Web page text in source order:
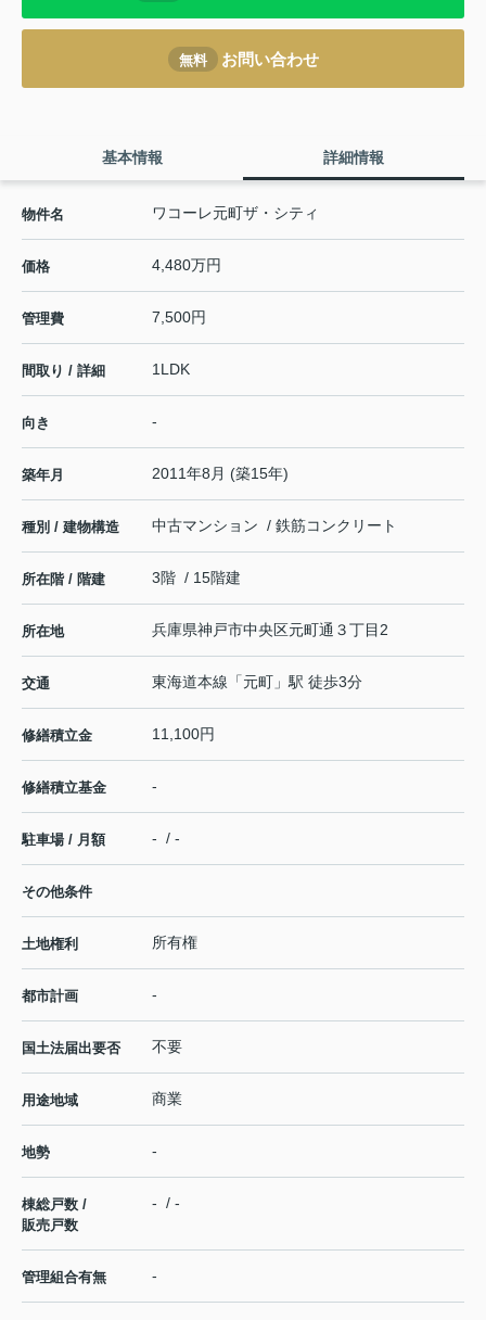
無料 お問い合わせ
基本情報 詳細情報
物件名 ワコーレ元町ザ・シティ
価格 4,480万円
管理費 7,500円
間取り / 詳細 1LDK
向き -
築年月 2011年8月 (築15年)
種別 / 建物構造 中古マンション / 鉄筋コンクリート
所在階 / 階建 3階 / 15階建
所在地 兵庫県神戸市中央区元町通 ３丁目2
交通 東海道本線 「元町 」駅 徒歩3分
修繕積立金 11,100円
修繕積立基金 -
駐車場 / 月額 - / -
その他条件
土地権利 所有権
都市計画 -
国土法届出要否 不要
用途地域 商業
地勢 -
棟総戸数 /
販売戸数
- / -
管理組合有無 -